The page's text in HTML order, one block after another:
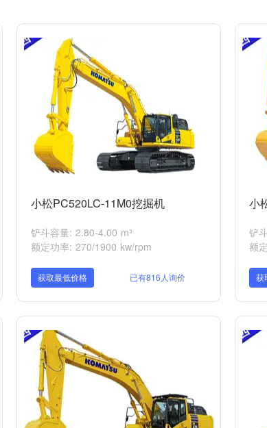
小松PC520LC-11M0挖掘机
铲斗容量: 2.80-4.00 m³
额定功率: 270/1900 kw/rpm
获取最低价格 已有816人询价
小
铲
额
获